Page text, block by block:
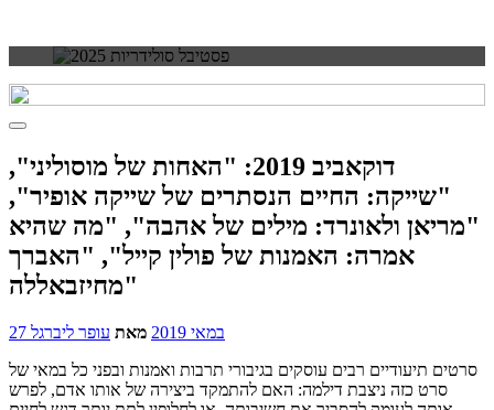
דוקאביב 2019: "האחות של מוסוליני",
"שייקה: החיים הנסתרים של שייקה אופיר",
"מריאן ולאונרד: מילים של אהבה", "מה שהיא
אמרה: האמנות של פולין קייל", "האברך
מחיזבאללה"
27 במאי 2019 מאת עופר ליברגל
סרטים תיעודיים רבים עוסקים בגיבורי תרבות ואמנות ובפני כל במאי של
סרט כזה ניצבת דילמה: האם להתמקד ביצירה של אותו אדם, לפרש